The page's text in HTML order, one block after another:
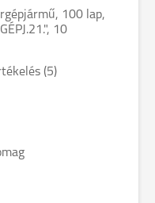
100 lap,
10
(5)